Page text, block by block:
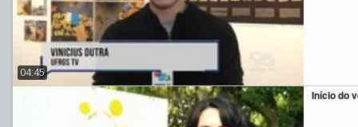
04:45
Início do